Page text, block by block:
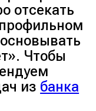
отсекать
Чтобы
из банка